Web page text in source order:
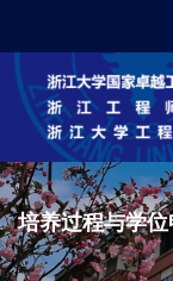
培养过程与学